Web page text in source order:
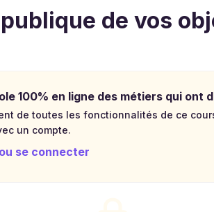
de vos
100% en ligne des métiers qui ont
de toutes les fonctionnalités de ce
un compte.
se connecter